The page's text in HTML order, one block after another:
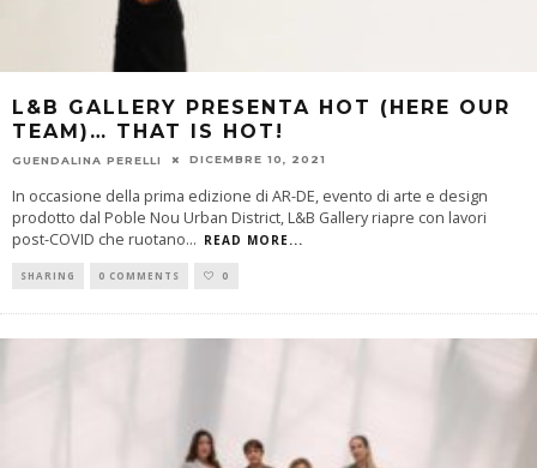
L&B GALLERY PRESENTA HOT (HERE OUR
TEAM)… THAT IS HOT!
GUENDALINA PERELLI DICEMBRE 10, 2021
In occasione della prima edizione di AR-DE, evento di arte e design
prodotto dal Poble Nou Urban District, L&B Gallery riapre con lavori
post-COVID che ruotano... READ MORE...
SHARING 0 COMMENTS 0